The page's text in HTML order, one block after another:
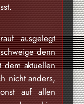
ausgelegt
denn
aktuellen
nicht anders,
auf allen